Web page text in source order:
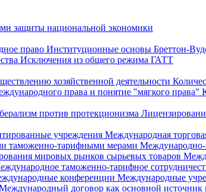
защиты национальной экономики
право Институционные основы Бреттон-
Исключения из общего режима ГАТТ
хозяйственной деятельности
права и понятие "мягкого права"
против протекционизма
учреждения Международная
таможенно-тарифными мерами Международно-
мировых рынков сырьевых товаров
таможенно-тарифное
конференции Международные
договор как основной источник